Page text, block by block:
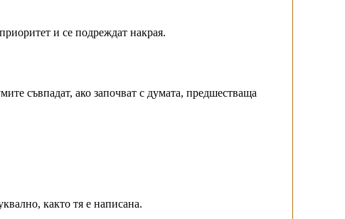
и се подреждат накрая.
съвпадат, ако започват с думата, предшестваща
както тя е написана.